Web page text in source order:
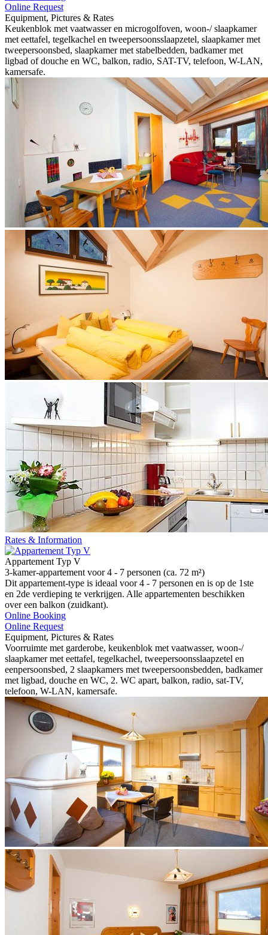
Online Request
Equipment, Pictures & Rates
Keukenblok met vaatwasser en microgolfoven, woon-/ slaapkamer
met eettafel, tegelkachel en tweepersoonsslaapzetel, slaapkamer met
tweepersoonsbed, slaapkamer met stabelbedden, badkamer met
ligbad of douche en WC, balkon, radio, SAT-TV, telefoon, W-LAN,
kamersafe.
Rates & Information
Appartement Typ V
3-kamer-appartement voor 4 - 7 personen (ca. 72 m²)
Dit appartement-type is ideaal voor 4 - 7 personen en is op de 1ste
en 2de verdieping te verkrijgen. Alle appartementen beschikken
over een balkon (zuidkant).
Online Booking
Online Request
Equipment, Pictures & Rates
Voorruimte met garderobe, keukenblok met vaatwasser, woon-/
slaapkamer met eettafel, tegelkachel, tweepersoonsslaapzetel en
eenpersoonsbed, 2 slaapkamers met tweepersoonsbedden, badkamer
met ligbad, douche en WC, 2. WC apart, balkon, radio, sat-TV,
telefoon, W-LAN, kamersafe.